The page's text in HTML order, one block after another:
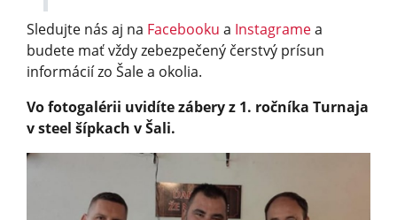
Sledujte nás aj na Facebooku a Instagramea
budete mať vždy zebezpečený čerstvý prísun
informácií zo Šale a okolia.
Vo fotogalérii uvidíte zábery z 1. ročníka Turnaja
v steel šípkach v Šali.